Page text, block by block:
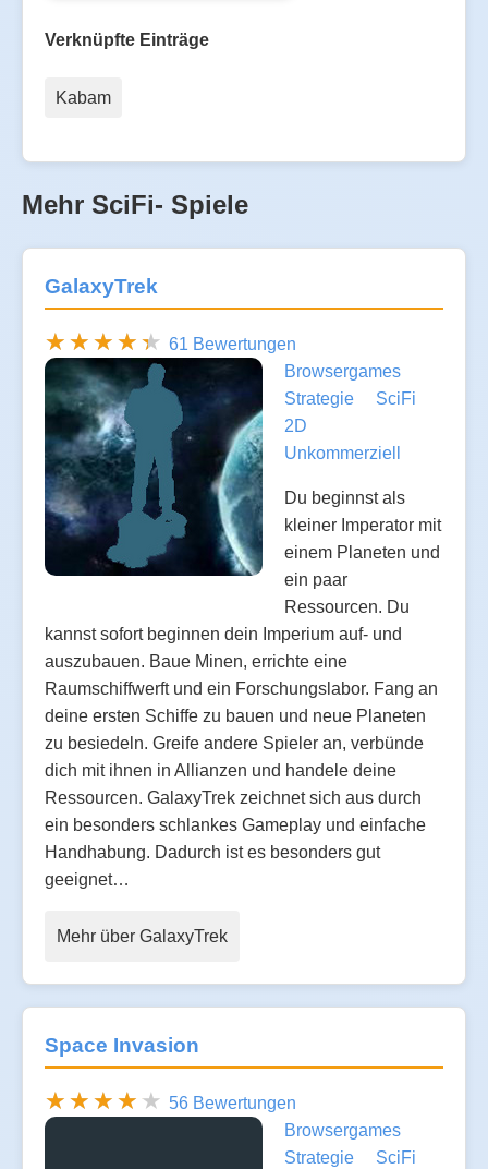
Verknüpfte Einträge
Kabam
Mehr SciFi- Spiele
GalaxyTrek
61 Bewertungen
Browsergames
Strategie
SciFi
2D
Unkommerziell
Du beginnst als
kleiner Imperator mit
einem Planeten und
ein paar
Ressourcen. Du
kannst sofort beginnen dein Imperium auf- und
auszubauen. Baue Minen, errichte eine
Raumschiffwerft und ein Forschungslabor. Fang an
deine ersten Schiffe zu bauen und neue Planeten
zu besiedeln. Greife andere Spieler an, verbünde
dich mit ihnen in Allianzen und handele deine
Ressourcen. GalaxyTrek zeichnet sich aus durch
ein besonders schlankes Gameplay und einfache
Handhabung. Dadurch ist es besonders gut
geeignet…
Mehr über GalaxyTrek
Space Invasion
56 Bewertungen
Browsergames
Strategie
SciFi